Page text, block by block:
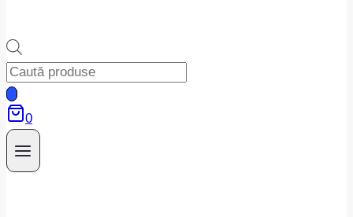
Products
search
0